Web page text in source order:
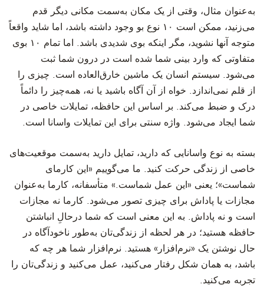
به‌عنوان مثال، وقتی از یک مکان به‌سمت مکانی دیگر قدم
می‌زنید، ممکن است ۱۰ نوع بو وجود داشته باشد، اما شاید واقعاً
متوجه آنها نشوید، مگر اینکه بوی شدیدی باشد. اما تمام ۱۰ بوی
متفاوتی که وارد بینی شما شده است در درون شما ثبت
می‌شود. سیستم انسان یک ماشین خارق‌العاده است. چیزی را
از قلم نمی‌اندازد. خواه از آن آگاه باشید یا نه، همه‌چیز را دائماً
درک و ضبط می‌کند. بر اساس این حافظه، تمایلات خاصی در
شما ایجاد می‌شود. واژه سنتی برای این تمایلات واسانا است.
بسته به نوع واسانایی که دارید، تمایل دارید به‌سمت موقعیت‌های
خاصی از زندگی حرکت کنید. ما می‌گوییم «این کارمای
شماست»؛ یعنی «این عمل شماست.» متأسفانه، کارما به‌عنوان
مجازات یا پاداش برای چیزی تصور می‌شود. کارما نه مجازات
است و نه پاداش. به این معنی است که شما درحالِ انباشتن
حافظه هستید؛ در هر لحظه از زندگی‌تان به‌طور ناخودآگاه در
حال نوشتن یک «نرم‌افزار» هستید. نرم‌افزار شما هر چه که
باشد، به همان شکل رفتار می‌کنید، عمل می‌کنید و زندگی‌تان را
تجربه می‌کنید.